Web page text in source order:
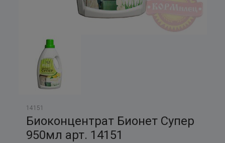
14151
Биоконцентрат Бионет Супер
950мл арт. 14151